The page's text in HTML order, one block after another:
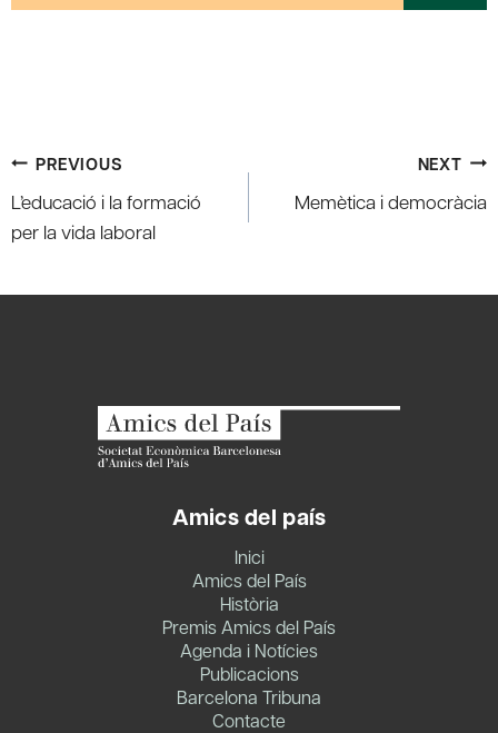
Post
navigation
PREVIOUS
L’educació i la formació
per la vida laboral
NEXT
Memètica i democràcia
Amics del país
Inici
Amics del País
Història
Premis Amics del País
Agenda i Notícies
Publicacions
Barcelona Tribuna
Contacte